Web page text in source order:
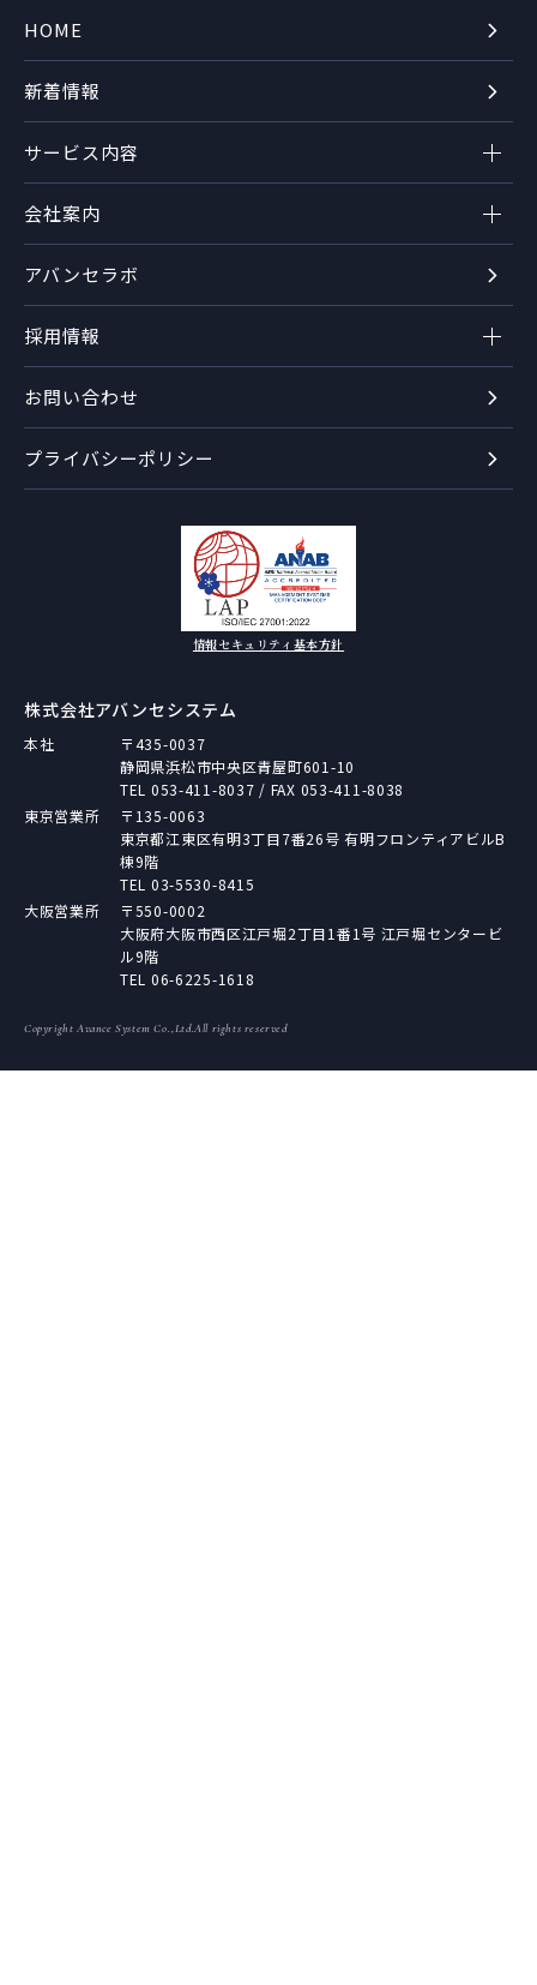
HOME
サービス内容
会社案内
採用情報
アバンセラボ
新着情報
お問い合わせ
プライバシーポリシー
株式会社アバンセシステム
本社
〒435-0037
静岡県浜松市中央区青屋町601-10
TEL 053-411-8037 / FAX 053-411-8038
東京営業所
〒135-0063
東京都江東区有明3丁目7番26号 有明フロンティアビルB
棟9階
TEL 03-5530-8415
大阪営業所
〒550-0002
大阪府大阪市西区江戸堀2丁目1番1号 江戸堀センタービ
ル9階
TEL 06-6225-1618
Copyright Avance System Co.,Ltd.All rights reserved
情報セキュリティ基本方針